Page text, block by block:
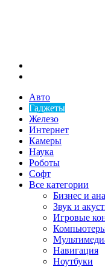
Авто
Гаджеты
Железо
Интернет
Камеры
Наука
Роботы
Софт
Все категории
Бизнес и
Звук и
Игровые
Навигация
Ноутбуки